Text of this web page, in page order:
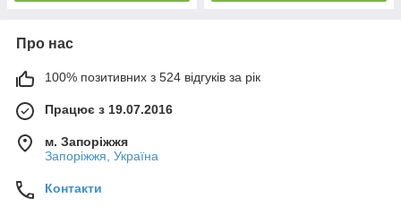
Про нас
100% позитивних з 524 відгуків за рік
Працює з 19.07.2016
м. Запоріжжя
Запоріжжя, Україна
Контакти